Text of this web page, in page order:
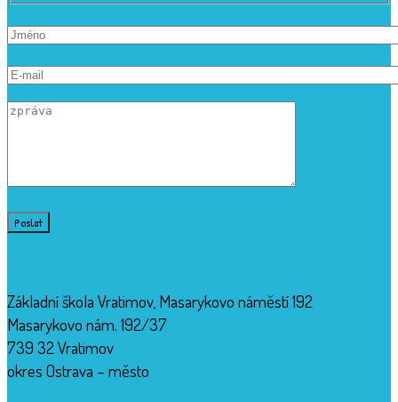
Základní škola Vratimov, Masarykovo náměstí 192
Masarykovo nám. 192/37
739 32 Vratimov
okres Ostrava – město